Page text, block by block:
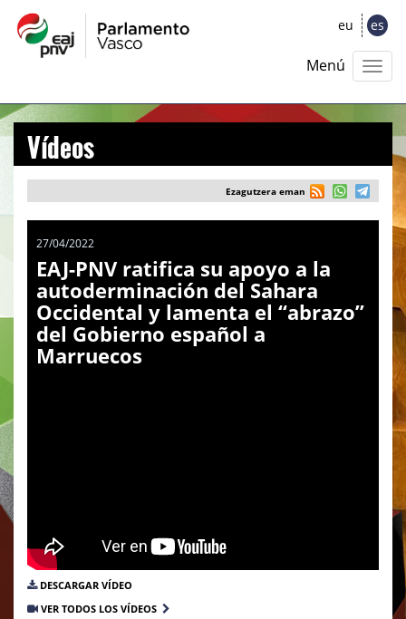
eu es
Menú
Vídeos
Ezagutzera eman
27/04/2022
EAJ-PNV ratifica su apoyo a la
autoderminación del Sahara
Occidental y lamenta el “abrazo”
del Gobierno español a
Marruecos
DESCARGAR VÍDEO
VER TODOS LOS VÍDEOS